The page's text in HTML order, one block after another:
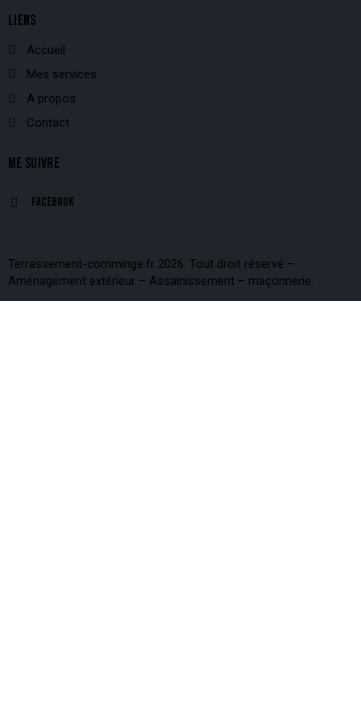
LIENS
Accueil
Mes services
A propos
Contact
ME SUIVRE
Facebook
Terrassement-comminge.fr 2026. Tout droit réservé –
Aménagement extérieur – Assainissement – maçonnerie.